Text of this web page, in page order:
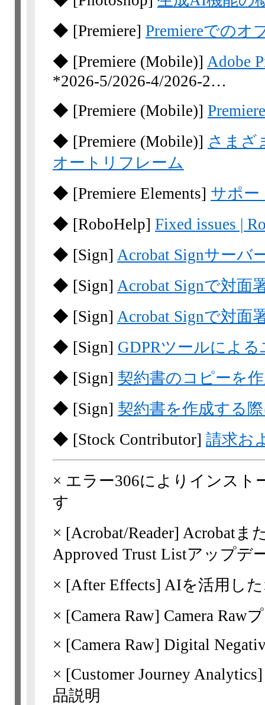
◆ [Premiere] Premiereでのオ
◆ [Premiere (Mobile)] Adobe
*2026-5/​2026-4/​2026-2…
◆ [Premiere (Mobile)]
◆ [Premiere (Mobile)] さまざ
オートリフレーム
◆ [Premiere Elements] サポー
◆ [RoboHelp] Fixed issues |
◆ [Sign] Acrobat Signサーバ
◆ [Sign] Acrobat Signで対面
◆ [Sign] Acrobat Signで対面
◆ [Sign] GDPRツールによ
◆ [Sign] 契約書のコピーを
◆ [Sign] 契約書を作成する
◆ [Stock Contributor] 請求お
× エラー306によりインスト
す
× [Acrobat/Reader] Acrobatま
Approved Trust Listアップ
× [After Effects] AIを活用し
× [Camera Raw] Camera Raw
× [Camera Raw] Digital
× [Customer Journey
品説明